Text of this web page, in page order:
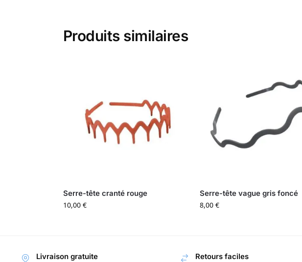
Produits similaires
Serre-tête cranté rouge
10,00 €
Serre-tête vague gris foncé
8,00 €
Livraison gratuite
Retours faciles